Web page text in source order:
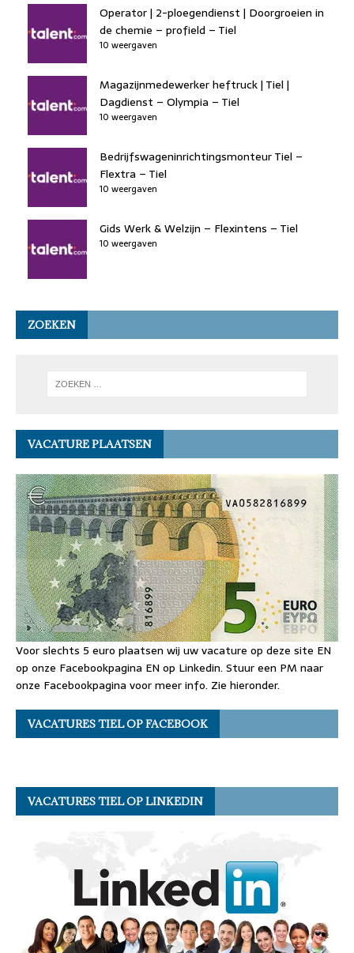
Operator | 2-ploegendienst | Doorgroeien in
de chemie – profield – Tiel
10 weergaven
Magazijnmedewerker heftruck | Tiel |
Dagdienst – Olympia – Tiel
10 weergaven
Bedrijfswageninrichtingsmonteur Tiel –
Flextra – Tiel
10 weergaven
Gids Werk & Welzijn – Flexintens – Tiel
10 weergaven
ZOEKEN
VACATURE PLAATSEN
Voor slechts 5 euro plaatsen wij uw vacature op deze site EN
op onze Facebookpagina EN op Linkedin. Stuur een PM naar
onze Facebookpagina voor meer info. Zie hieronder.
VACATURES TIEL OP FACEBOOK
VACATURES TIEL OP LINKEDIN